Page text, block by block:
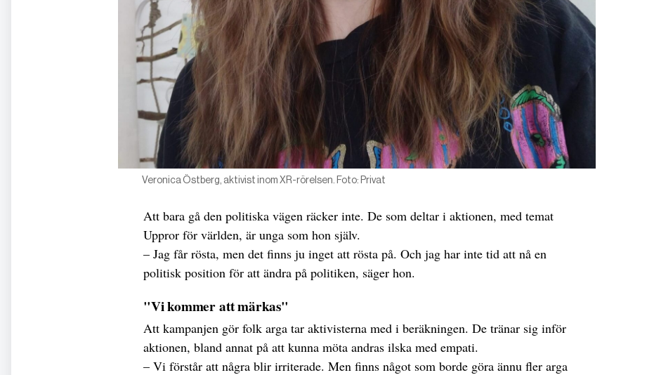
Veronica Östberg, aktivist inom XR-rörelsen. Foto: Privat
Att bara gå den politiska vägen räcker inte. De som deltar i aktionen, med temat
Uppror för världen, är unga som hon själv.
– Jag får rösta, men det finns ju inget att rösta på. Och jag har inte tid att nå en
politisk position för att ändra på politiken, säger hon.
"Vi kommer att märkas"
Att kampanjen gör folk arga tar aktivisterna med i beräkningen. De tränar sig inför
aktionen, bland annat på att kunna möta andras ilska med empati.
– Vi förstår att några blir irriterade. Men finns något som borde göra ännu fler arga